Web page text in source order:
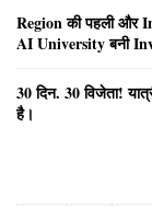
Region की पहली और
AI University बनी
30 दिन. 30 विजेता!
है।